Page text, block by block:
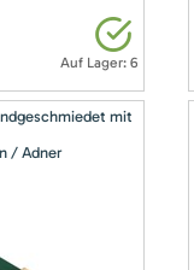
Auf Lager: 6
mit
/ Adner